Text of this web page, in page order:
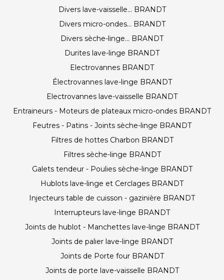
Divers lave-vaisselle... BRANDT
Divers micro-ondes... BRANDT
Divers sèche-linge... BRANDT
Durites lave-linge BRANDT
Electrovannes BRANDT
Électrovannes lave-linge BRANDT
Electrovannes lave-vaisselle BRANDT
Entraineurs - Moteurs de plateaux micro-ondes BRANDT
Feutres - Patins - Joints sèche-linge BRANDT
Filtres de hottes Charbon BRANDT
Filtres sèche-linge BRANDT
Galets tendeur - Poulies sèche-linge BRANDT
Hublots lave-linge et Cerclages BRANDT
Injecteurs table de cuisson - gazinière BRANDT
Interrupteurs lave-linge BRANDT
Joints de hublot - Manchettes lave-linge BRANDT
Joints de palier lave-linge BRANDT
Joints de Porte four BRANDT
Joints de porte lave-vaisselle BRANDT